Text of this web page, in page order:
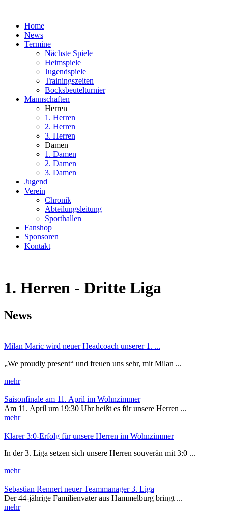
Home
News
Termine
Nächste Spiele
Heimspiele
Jugendspiele
Trainingszeiten
Bocksbeutelturnier
Mannschaften
Herren
1. Herren
2. Herren
3. Herren
Damen
1. Damen
2. Damen
3. Damen
Jugend
Verein
Chronik
Abteilungsleitung
Sporthallen
Fanshop
Sponsoren
Kontakt
1. Herren - Dritte Liga
News
Milan Maric wird neuer Headcoach unserer 1. ...
„We proudly present“ und freuen uns sehr, mit Milan ...
mehr
Saisonfinale am 11. April im Wohnzimmer
Am 11. April um 19:30 Uhr heißt es für unsere Herren ...
mehr
Klarer 3:0-Erfolg für unsere Herren im Wohnzimmer
In der 3. Liga setzen sich unsere Herren souverän mit 3:0 ...
mehr
Sebastian Rennert neuer Teammanager 3. Liga
Der 44-jährige Familienvater aus Hammelburg bringt ...
mehr